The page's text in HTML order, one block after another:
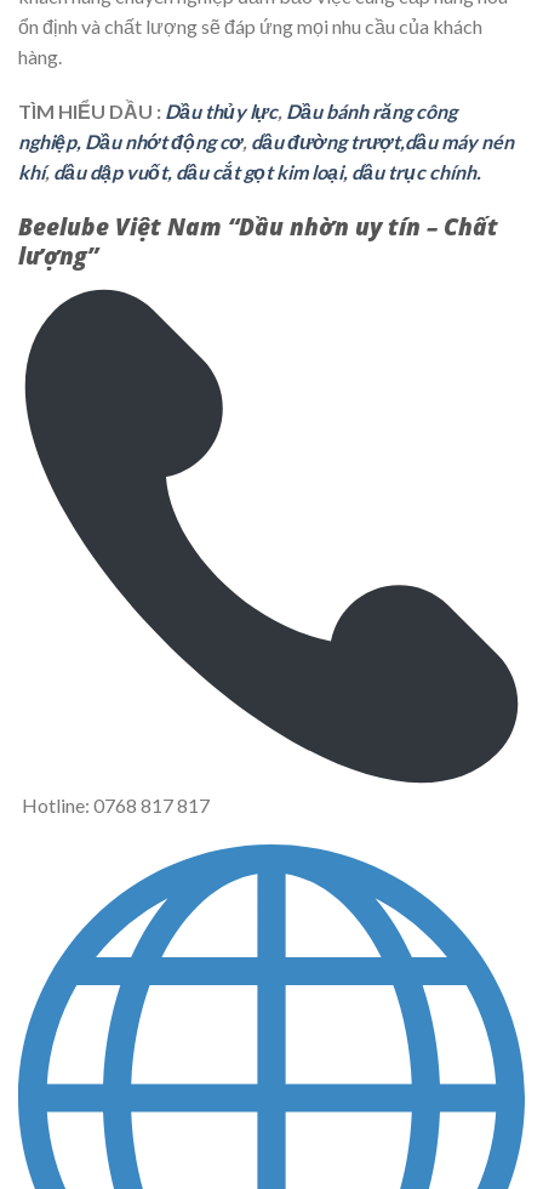
ổn định và chất lượng sẽ đáp ứng mọi nhu cầu của khách
hàng.
TÌM HIỂU DẦU : Dầu thủy lực, Dầu bánh răng công
nghiệp, Dầu nhớt động cơ, dầu đường trượt,dầu máy nén
khí, dầu dập vuốt, dầu cắt gọt kim loại, dầu trục chính.
Beelube Việt Nam “Dầu nhờn uy tín – Chất
lượng”
Hotline: 0768 817 817